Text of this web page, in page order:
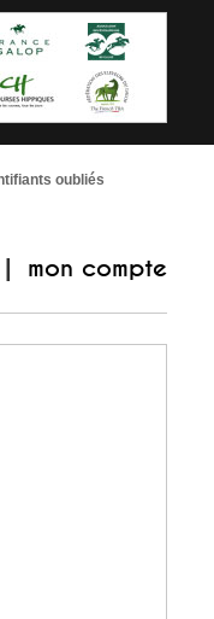
oubliés
mon compte